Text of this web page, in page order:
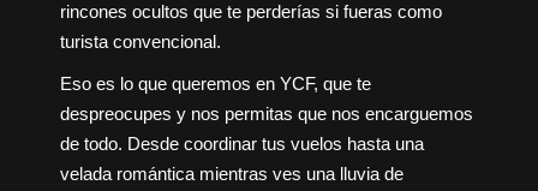
rincones ocultos que te perderías si fueras como
turista convencional.
Eso es lo que queremos en YCF, que te
despreocupes y nos permitas que nos encarguemos
de todo. Desde coordinar tus vuelos hasta una
velada romántica mientras ves una lluvia de